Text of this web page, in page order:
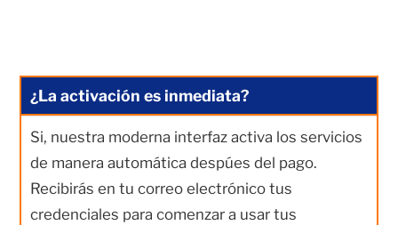
¿La activación es inmediata?
Si, nuestra moderna interfaz activa los servicios
de manera automática despúes del pago.
Recibirás en tu correo electrónico tus
credenciales para comenzar a usar tus